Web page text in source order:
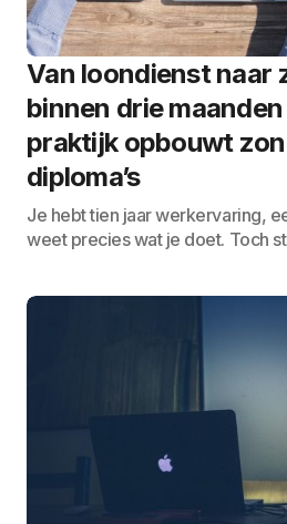
Van loondienst naar
binnen drie
praktijk opbouwt
diploma’s
Je hebt tien jaar werkervaring,
weet precies wat je doet. Toch